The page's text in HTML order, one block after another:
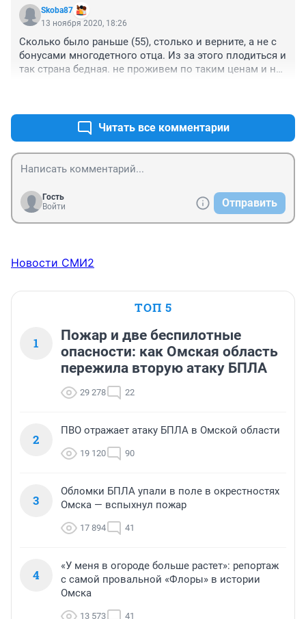
Skoba87
13 ноября 2020, 18:26
Сколько было раньше (55), столько и верните, а не с
бонусами многодетного отца. Из за этого плодиться и
так страна бедная. не проживем по таким ценам и не
Читать все комментарии
Гость
Войти
Отправить
Новости СМИ2
ТОП 5
1
Пожар и две беспилотные
опасности: как Омская область
пережила вторую атаку БПЛА
29 278 22
2
ПВО отражает атаку БПЛА в Омской области
19 120 90
3
Обломки БПЛА упали в поле в окрестностях
Омска — вспыхнул пожар
17 894 41
4
«У меня в огороде больше растет»: репортаж
с самой провальной «Флоры» в истории
Омска
13 573 41